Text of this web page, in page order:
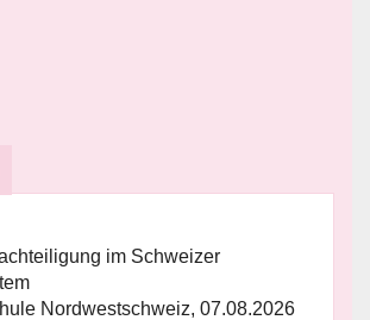
im Schweizer
Nordwestschweiz, 07.08.2026